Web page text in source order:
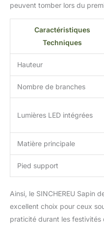
peuvent tomber lors du
Caractéristiques
Techniques
Hauteur
Nombre de branches
Lumières LED intégrées
Matière principale
Pied support
Ainsi, le SINCHEREU Sapin
excellent choix pour ceux
praticité durant les festivités